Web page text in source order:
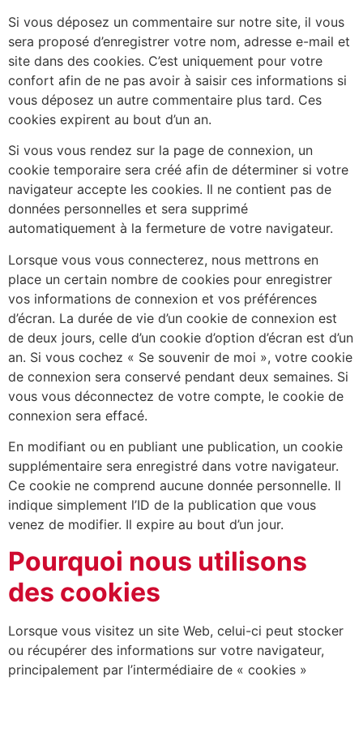
Si vous déposez un commentaire sur notre site, il vous
sera proposé d’enregistrer votre nom, adresse e-mail et
site dans des cookies. C’est uniquement pour votre
confort afin de ne pas avoir à saisir ces informations si
vous déposez un autre commentaire plus tard. Ces
cookies expirent au bout d’un an.
Si vous vous rendez sur la page de connexion, un
cookie temporaire sera créé afin de déterminer si votre
navigateur accepte les cookies. Il ne contient pas de
données personnelles et sera supprimé
automatiquement à la fermeture de votre navigateur.
Lorsque vous vous connecterez, nous mettrons en
place un certain nombre de cookies pour enregistrer
vos informations de connexion et vos préférences
d’écran. La durée de vie d’un cookie de connexion est
de deux jours, celle d’un cookie d’option d’écran est d’un
an. Si vous cochez « Se souvenir de moi », votre cookie
de connexion sera conservé pendant deux semaines. Si
vous vous déconnectez de votre compte, le cookie de
connexion sera effacé.
En modifiant ou en publiant une publication, un cookie
supplémentaire sera enregistré dans votre navigateur.
Ce cookie ne comprend aucune donnée personnelle. Il
indique simplement l’ID de la publication que vous
venez de modifier. Il expire au bout d’un jour.
Pourquoi nous utilisons
des cookies
Lorsque vous visitez un site Web, celui-ci peut stocker
ou récupérer des informations sur votre navigateur,
principalement par l’intermédiaire de « cookies »